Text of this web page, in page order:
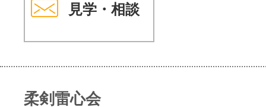
見学・相談
柔剣雷心会